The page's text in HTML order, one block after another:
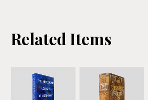
Related Items